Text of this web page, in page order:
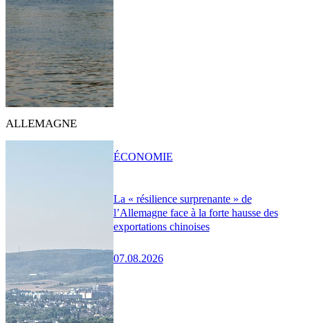
ALLEMAGNE
La « résilience surprenante » de
l’Allemagne face à la forte hausse des
exportations chinoises
07.08.2026
ÉCONOMIE